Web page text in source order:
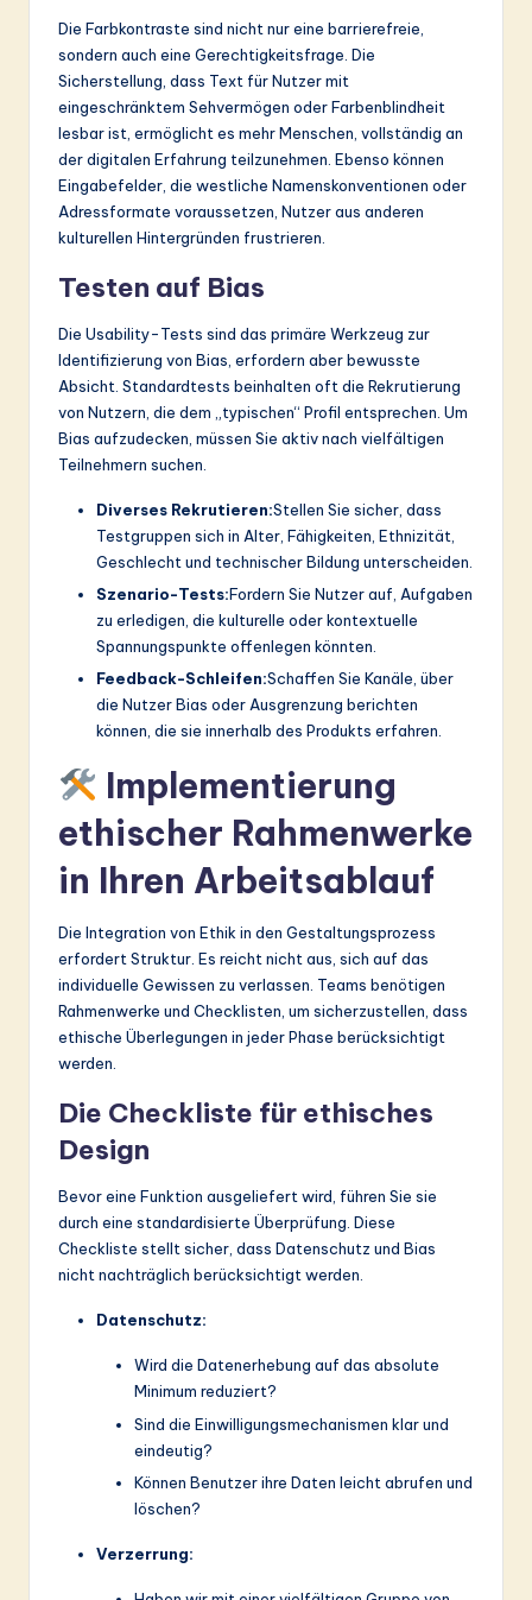
Die Farbkontraste sind nicht nur eine barrierefreie,
sondern auch eine Gerechtigkeitsfrage. Die
Sicherstellung, dass Text für Nutzer mit
eingeschränktem Sehvermögen oder Farbenblindheit
lesbar ist, ermöglicht es mehr Menschen, vollständig an
der digitalen Erfahrung teilzunehmen. Ebenso können
Eingabefelder, die westliche Namenskonventionen oder
Adressformate voraussetzen, Nutzer aus anderen
kulturellen Hintergründen frustrieren.
Testen auf Bias
Die Usability-Tests sind das primäre Werkzeug zur
Identifizierung von Bias, erfordern aber bewusste
Absicht. Standardtests beinhalten oft die Rekrutierung
von Nutzern, die dem „typischen“ Profil entsprechen. Um
Bias aufzudecken, müssen Sie aktiv nach vielfältigen
Teilnehmern suchen.
Diverses Rekrutieren:Stellen Sie sicher, dass
Testgruppen sich in Alter, Fähigkeiten, Ethnizität,
Geschlecht und technischer Bildung unterscheiden.
Szenario-Tests:Fordern Sie Nutzer auf, Aufgaben
zu erledigen, die kulturelle oder kontextuelle
Spannungspunkte offenlegen könnten.
Feedback-Schleifen:Schaffen Sie Kanäle, über
die Nutzer Bias oder Ausgrenzung berichten
können, die sie innerhalb des Produkts erfahren.
Implementierung
ethischer Rahmenwerke
in Ihren Arbeitsablauf
Die Integration von Ethik in den Gestaltungsprozess
erfordert Struktur. Es reicht nicht aus, sich auf das
individuelle Gewissen zu verlassen. Teams benötigen
Rahmenwerke und Checklisten, um sicherzustellen, dass
ethische Überlegungen in jeder Phase berücksichtigt
werden.
Die Checkliste für ethisches
Design
Bevor eine Funktion ausgeliefert wird, führen Sie sie
durch eine standardisierte Überprüfung. Diese
Checkliste stellt sicher, dass Datenschutz und Bias
nicht nachträglich berücksichtigt werden.
Datenschutz:
Wird die Datenerhebung auf das absolute
Minimum reduziert?
Sind die Einwilligungsmechanismen klar und
eindeutig?
Können Benutzer ihre Daten leicht abrufen und
löschen?
Verzerrung: